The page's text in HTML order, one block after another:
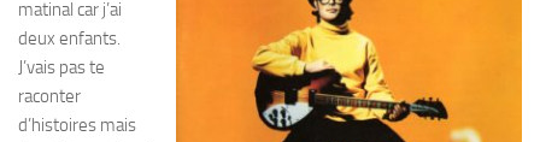
matinal car j’ai
deux enfants.
J’vais pas te
raconter
d’histoires mais